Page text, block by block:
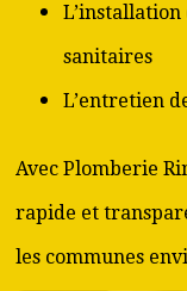
sanitaires
L’entretien
Avec Plomberie
rapide et
les communes